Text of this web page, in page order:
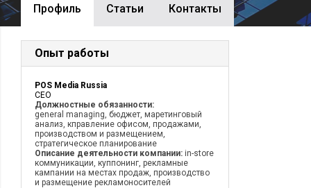
Профиль Cтатьи Контакты
Опыт работы
POS Media Russia
CEO
Должностные обязанности:
general managing, бюджет, маретинговый
анализ, кправление офисом, продажами,
производством и размещением,
стратегическое планирование
Описание деятельности компании: in-store
коммуникации, куппонинг, рекламные
кампании на местах продаж, производство
и размещение рекламоносителей